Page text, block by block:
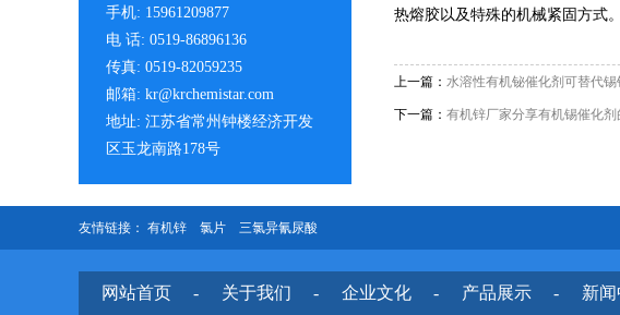
手机: 15961209877
电 话: 0519-86896136
传真: 0519-82059235
邮箱: kr@krchemistar.com
地址: 江苏省常州钟楼经济开发
区玉龙南路178号
热熔胶以及特殊的机械紧固方式。
上一篇：水溶性有机铋催化剂可替代锡
下一篇：有机锌厂家分享有机锡催化
友情链接： 有机锌 氯片 三氯异氰尿酸
-
网站首页 -
关于我们 -
企业文化 -
产品展示 新